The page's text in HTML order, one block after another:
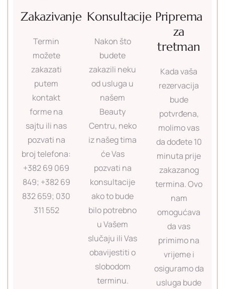
Zakazivanje
Termin
možete
zakazati
putem
kontakt
forme na
sajtu ili nas
pozvati na
broj telefona:
+382 69 069
849; +382 69
832 659; 030
311 552
Konsultacije
Nakon što
budete
zakazili neku
od usluga u
našem
Beauty
Centru, neko
iz našeg tima
će Vas
pozvati na
konsultacije
ako to bude
bilo potrebno
u Vašem
slučaju ili Vas
obavijestiti o
slobodom
terminu.
Priprema
za
tretman
Kada vaša
rezervacija
bude
potvrđena,
molimo vas
da dođete 10
minuta prije
zakazanog
termina. Ovo
nam
omogućava
da vas
primimo na
vrijeme i
osiguramo da
usluga bude